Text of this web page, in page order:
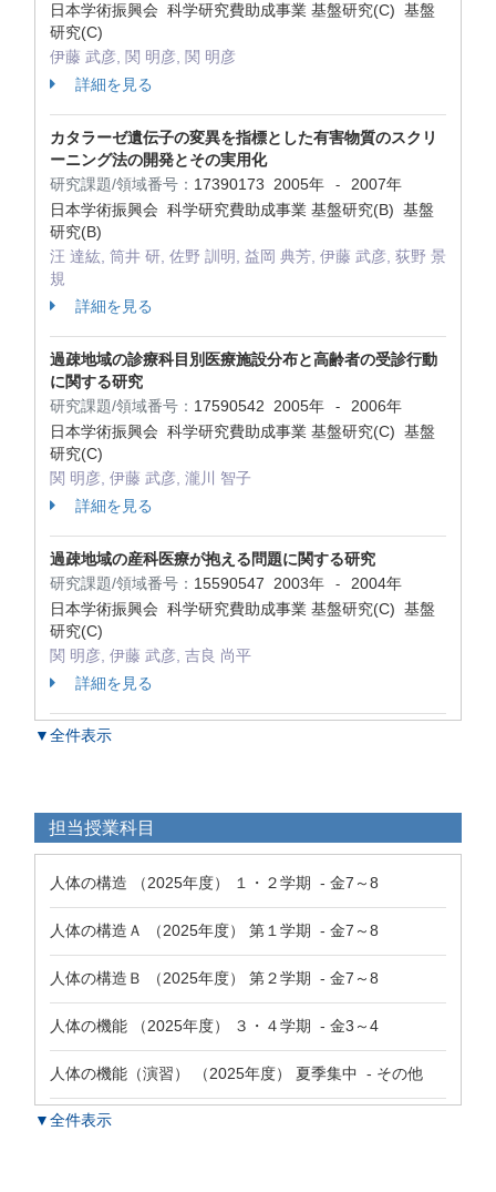
日本学術振興会 科学研究費助成事業 基盤研究(C) 基盤
研究(C)
伊藤 武彦, 関 明彦, 関 明彦
詳細を見る
カタラーゼ遺伝子の変異を指標とした有害物質のスクリ
ーニング法の開発とその実用化
研究課題/領域番号： 17390173 2005年 -
2007年
日本学術振興会 科学研究費助成事業 基盤研究(B) 基盤
研究(B)
汪 達紘, 筒井 研, 佐野 訓明, 益岡 典芳, 伊藤 武彦, 荻野 景
規
詳細を見る
過疎地域の診療科目別医療施設分布と高齢者の受診行動
に関する研究
研究課題/領域番号： 17590542 2005年 -
2006年
日本学術振興会 科学研究費助成事業 基盤研究(C) 基盤
研究(C)
関 明彦, 伊藤 武彦, 瀧川 智子
詳細を見る
過疎地域の産科医療が抱える問題に関する研究
研究課題/領域番号： 15590547 2003年 -
2004年
日本学術振興会 科学研究費助成事業 基盤研究(C) 基盤
研究(C)
関 明彦, 伊藤 武彦, 吉良 尚平
詳細を見る
▼全件表示
担当授業科目
人体の構造 （2025年度） １・２学期 - 金7～8
人体の構造Ａ （2025年度） 第１学期 - 金7～8
人体の構造Ｂ （2025年度） 第２学期 - 金7～8
人体の機能 （2025年度） ３・４学期 - 金3～4
人体の機能（演習） （2025年度） 夏季集中 - その他
▼全件表示